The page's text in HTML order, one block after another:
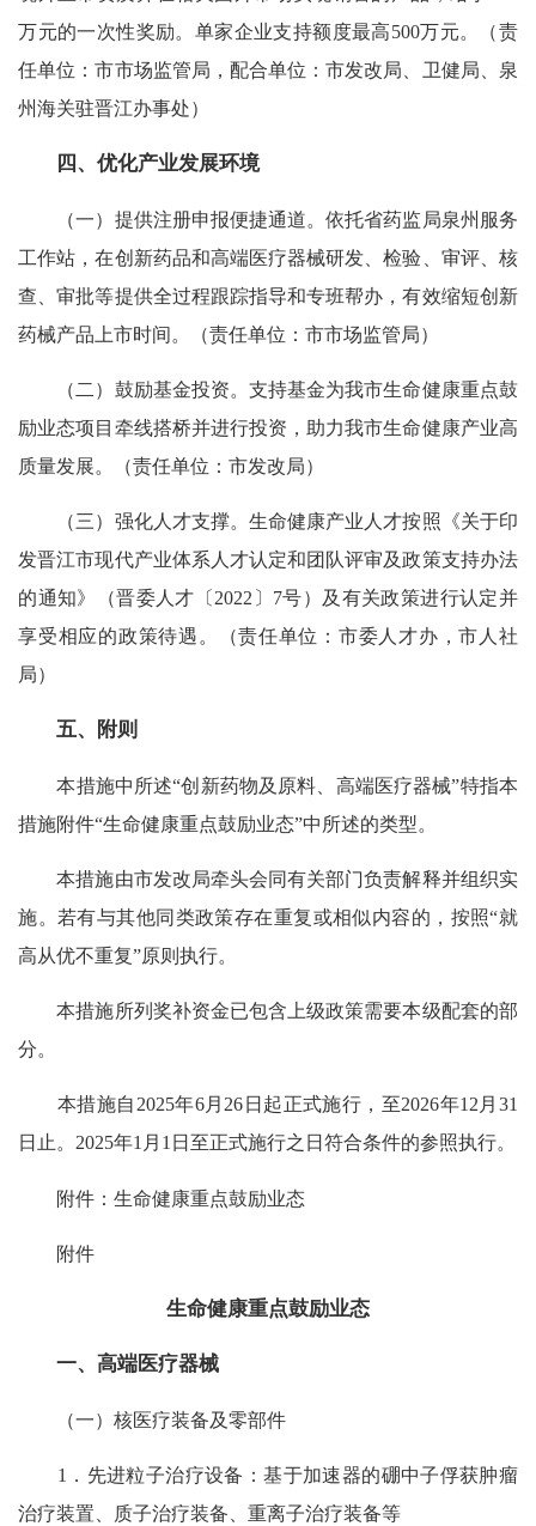
万元的一次性奖励。单家企业支持额度最高500万元。（责
任单位：市市场监管局，配合单位：市发改局、卫健局、泉
州海关驻晋江办事处）
四、优化产业发展环境
（一）提供注册申报便捷通道。依托省药监局泉州服务
工作站，在创新药品和高端医疗器械研发、检验、审评、核
查、审批等提供全过程跟踪指导和专班帮办，有效缩短创新
药械产品上市时间。（责任单位：市市场监管局）
（二）鼓励基金投资。支持基金为我市生命健康重点鼓
励业态项目牵线搭桥并进行投资，助力我市生命健康产业高
质量发展。（责任单位：市发改局）
（三）强化人才支撑。生命健康产业人才按照《关于印
发晋江市现代产业体系人才认定和团队评审及政策支持办法
的通知》（晋委人才〔2022〕7号）及有关政策进行认定并
享受相应的政策待遇。（责任单位：市委人才办，市人社
局）
五、附则
本措施中所述“创新药物及原料、高端医疗器械”特指本
措施附件“生命健康重点鼓励业态”中所述的类型。
本措施由市发改局牵头会同有关部门负责解释并组织实
施。若有与其他同类政策存在重复或相似内容的，按照“就
高从优不重复”原则执行。
本措施所列奖补资金已包含上级政策需要本级配套的部
分。
本措施自2025年6月26日起正式施行，至2026年12月31
日止。2025年1月1日至正式施行之日符合条件的参照执行。
附件：生命健康重点鼓励业态
附件
生命健康重点鼓励业态
一、高端医疗器械
（一）核医疗装备及零部件
1．先进粒子治疗设备：基于加速器的硼中子俘获肿瘤
治疗装置、质子治疗装备、重离子治疗装备等